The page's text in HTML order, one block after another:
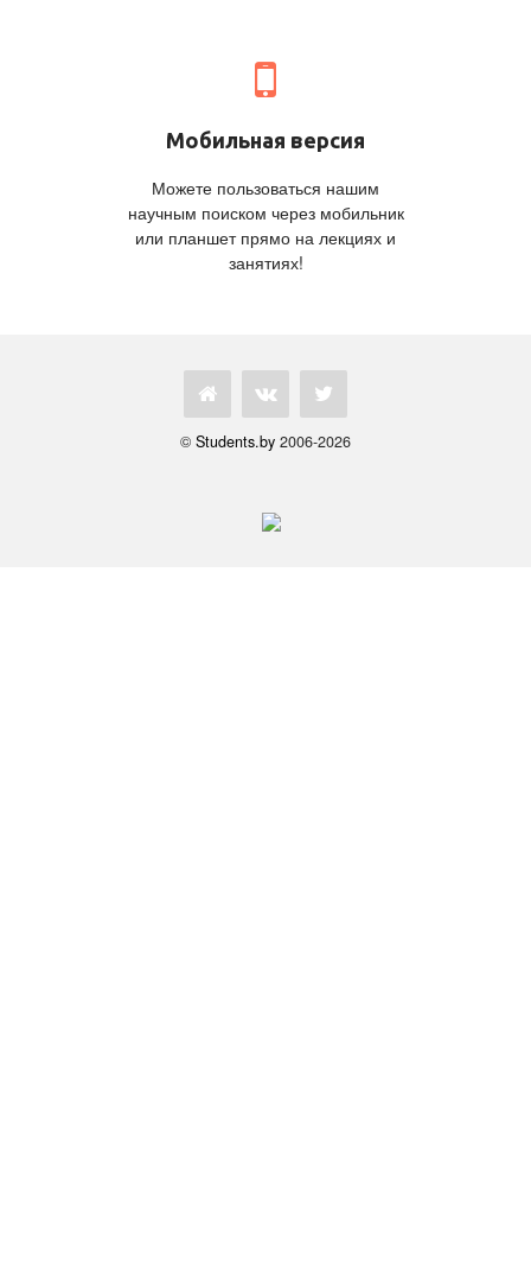
Мобильная версия
Можете пользоваться нашим
научным поиском через мобильник
или планшет прямо на лекциях и
занятиях!
© Students.by 2006-2026